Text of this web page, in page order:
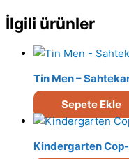
İlgili ürünler
Tin Men –
Sepete Ekle
Kindergarten